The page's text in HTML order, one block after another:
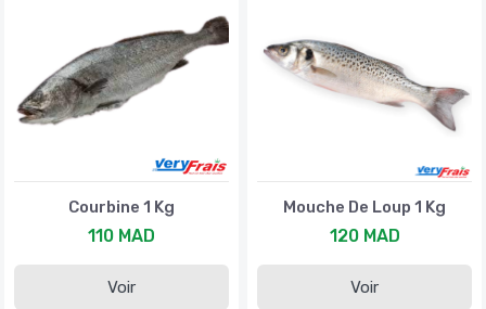
Courbine 1 Kg
110 MAD
Voir
Mouche De Loup 1 Kg
120 MAD
Voir